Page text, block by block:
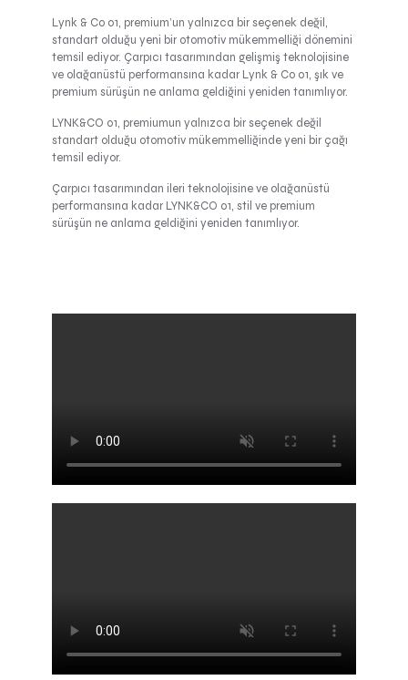
Lynk & Co 01, premium’un yalnızca bir seçenek değil,
standart olduğu yeni bir otomotiv mükemmelliği dönemini
temsil ediyor. Çarpıcı tasarımından gelişmiş teknolojisine
ve olağanüstü performansına kadar Lynk & Co 01, şık ve
premium sürüşün ne anlama geldiğini yeniden tanımlıyor.
LYNK&CO 01, premiumun yalnızca bir seçenek değil
standart olduğu otomotiv mükemmelliğinde yeni bir çağı
temsil ediyor.
Çarpıcı tasarımından ileri teknolojisine ve olağanüstü
performansına kadar LYNK&CO 01, stil ve premium
sürüşün ne anlama geldiğini yeniden tanımlıyor.